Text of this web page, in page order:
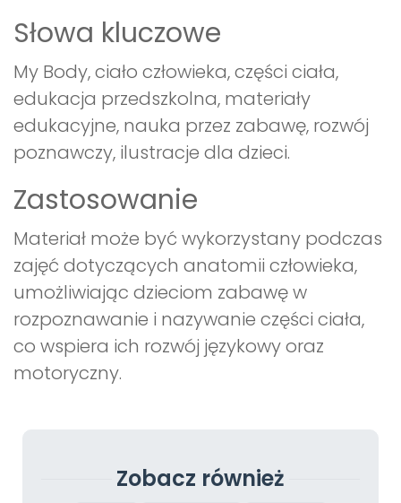
Słowa kluczowe
My Body, ciało człowieka, części ciała,
edukacja przedszkolna, materiały
edukacyjne, nauka przez zabawę, rozwój
poznawczy, ilustracje dla dzieci.
Zastosowanie
Materiał może być wykorzystany podczas
zajęć dotyczących anatomii człowieka,
umożliwiając dzieciom zabawę w
rozpoznawanie i nazywanie części ciała,
co wspiera ich rozwój językowy oraz
motoryczny.
Zobacz również